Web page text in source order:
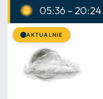
05:36 – 20:24
AKTUALNIE